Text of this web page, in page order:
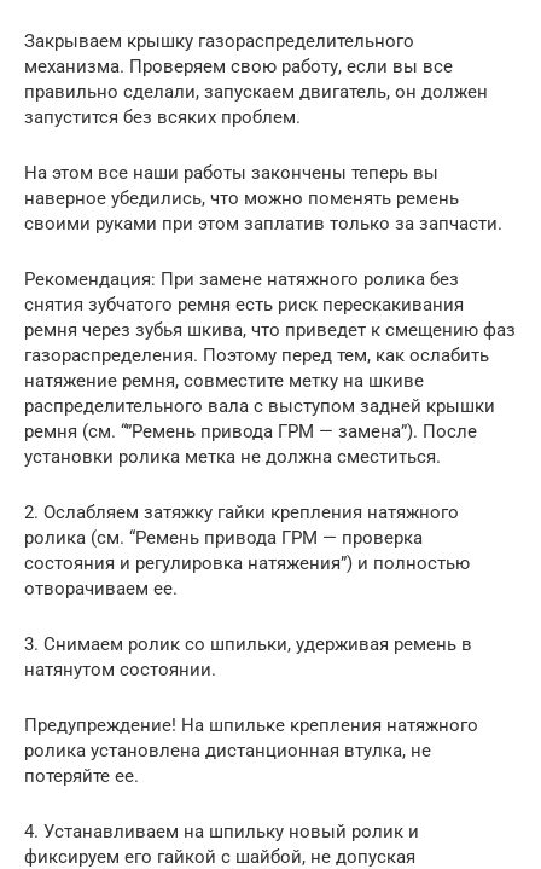
Закрываем крышку газораспределительного
механизма. Проверяем свою работу, если вы все
правильно сделали, запускаем двигатель, он должен
запустится без всяких проблем.
На этом все наши работы закончены теперь вы
наверное убедились, что можно поменять ремень
своими руками при этом заплатив только за запчасти.
Рекомендация: При замене натяжного ролика без
снятия зубчатого ремня есть риск перескакивания
ремня через зубья шкива, что приведет к смещению фаз
газораспределения. Поэтому перед тем, как ослабить
натяжение ремня, совместите метку на шкиве
распределительного вала с выступом задней крышки
ремня (см. “”Ремень привода ГРМ — замена”). После
установки ролика метка не должна сместиться.
2. Ослабляем затяжку гайки крепления натяжного
ролика (см. “Ремень привода ГРМ — проверка
состояния и регулировка натяжения”) и полностью
отворачиваем ее.
3. Снимаем ролик со шпильки, удерживая ремень в
натянутом состоянии.
Предупреждение! На шпильке крепления натяжного
ролика установлена дистанционная втулка, не
потеряйте ее.
4. Устанавливаем на шпильку новый ролик и
фиксируем его гайкой с шайбой, не допуская